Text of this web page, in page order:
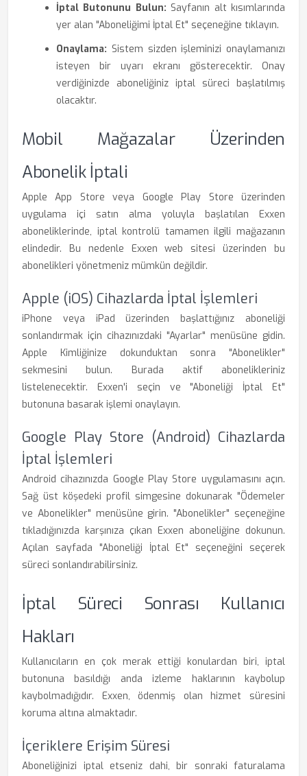
İptal Butonunu Bulun: Sayfanın alt kısımlarında
yer alan "Aboneliğimi İptal Et" seçeneğine tıklayın.
Onaylama: Sistem sizden işleminizi onaylamanızı
isteyen bir uyarı ekranı gösterecektir. Onay
verdiğinizde aboneliğiniz iptal süreci başlatılmış
olacaktır.
Mobil Mağazalar Üzerinden
Abonelik İptali
Apple App Store veya Google Play Store üzerinden
uygulama içi satın alma yoluyla başlatılan Exxen
aboneliklerinde, iptal kontrolü tamamen ilgili mağazanın
elindedir. Bu nedenle Exxen web sitesi üzerinden bu
abonelikleri yönetmeniz mümkün değildir.
Apple (iOS) Cihazlarda İptal İşlemleri
iPhone veya iPad üzerinden başlattığınız aboneliği
sonlandırmak için cihazınızdaki "Ayarlar" menüsüne gidin.
Apple Kimliğinize dokunduktan sonra "Abonelikler"
sekmesini bulun. Burada aktif abonelikleriniz
listelenecektir. Exxen'i seçin ve "Aboneliği İptal Et"
butonuna basarak işlemi onaylayın.
Google Play Store (Android) Cihazlarda
İptal İşlemleri
Android cihazınızda Google Play Store uygulamasını açın.
Sağ üst köşedeki profil simgesine dokunarak "Ödemeler
ve Abonelikler" menüsüne girin. "Abonelikler" seçeneğine
tıkladığınızda karşınıza çıkan Exxen aboneliğine dokunun.
Açılan sayfada "Aboneliği İptal Et" seçeneğini seçerek
süreci sonlandırabilirsiniz.
İptal Süreci Sonrası Kullanıcı
Hakları
Kullanıcıların en çok merak ettiği konulardan biri, iptal
butonuna basıldığı anda izleme haklarının kaybolup
kaybolmadığıdır. Exxen, ödenmiş olan hizmet süresini
koruma altına almaktadır.
İçeriklere Erişim Süresi
Aboneliğinizi iptal etseniz dahi, bir sonraki faturalama